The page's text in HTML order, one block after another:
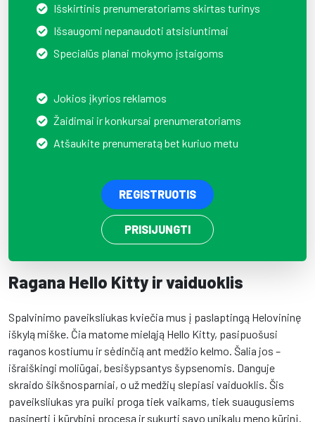
Išskirtinis prenumeratoriams skirtas turinys
Išsaugomi nepanaudoti atsisiuntimai
Specialūs planai mokymo įstaigoms
Jokios įkyrios reklamos
Žaidimai ir konkursai prenumeratoriams
Atšaukite prenumeratą bet kuriuo metu
REGISTRUOTIS
PRISIJUNGTI
Ragana Hello Kitty ir vaiduoklis
Spalvinimo paveiksliukas kviečia mus į paslaptingą Helovininę
iškylą miške. Čia matome mieląją Hello Kitty, pasipuošusi
raganos kostiumu ir sėdinčią ant medžio kelmo. Šalia jos –
išraiškingi moliūgai, besišypsantys šypsenomis. Danguje
skraido šikšnosparniai, o už medžių slepiasi vaiduoklis. Šis
paveiksliukas yra puiki proga tiek vaikams, tiek suaugusiems
pasinerti į kūrybinį procesą ir sukurti savo unikalų meno kūrinį.